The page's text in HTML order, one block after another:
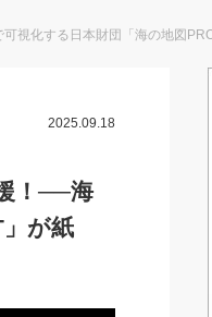
視化する日本財団「海の地図
2025.09.18
！──海
が紙